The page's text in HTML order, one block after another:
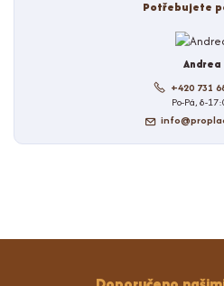
Potřebujete
Andrea
+420 731
Po-Pá, 8-